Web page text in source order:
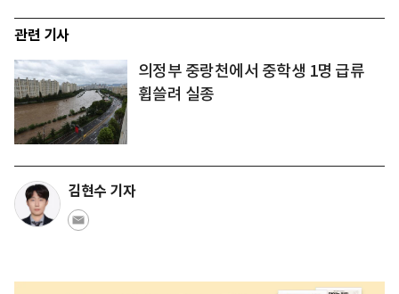
관련 기사
의정부 중랑천에서 중학생 1명 급류
휩쓸려 실종
김현수 기자